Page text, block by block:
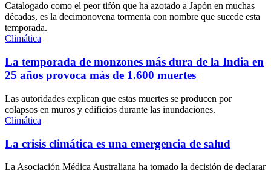
Catalogado como el peor tifón que ha azotado a Japón en muchas
décadas, es la decimonovena tormenta con nombre que sucede esta
temporada.
Climática
La temporada de monzones más dura de la India en
25 años provoca más de 1.600 muertes
Las autoridades explican que estas muertes se producen por
colapsos en muros y edificios durante las inundaciones.
Climática
La crisis climática es una emergencia de salud
La Asociación Médica Australiana ha tomado la decisión de declarar